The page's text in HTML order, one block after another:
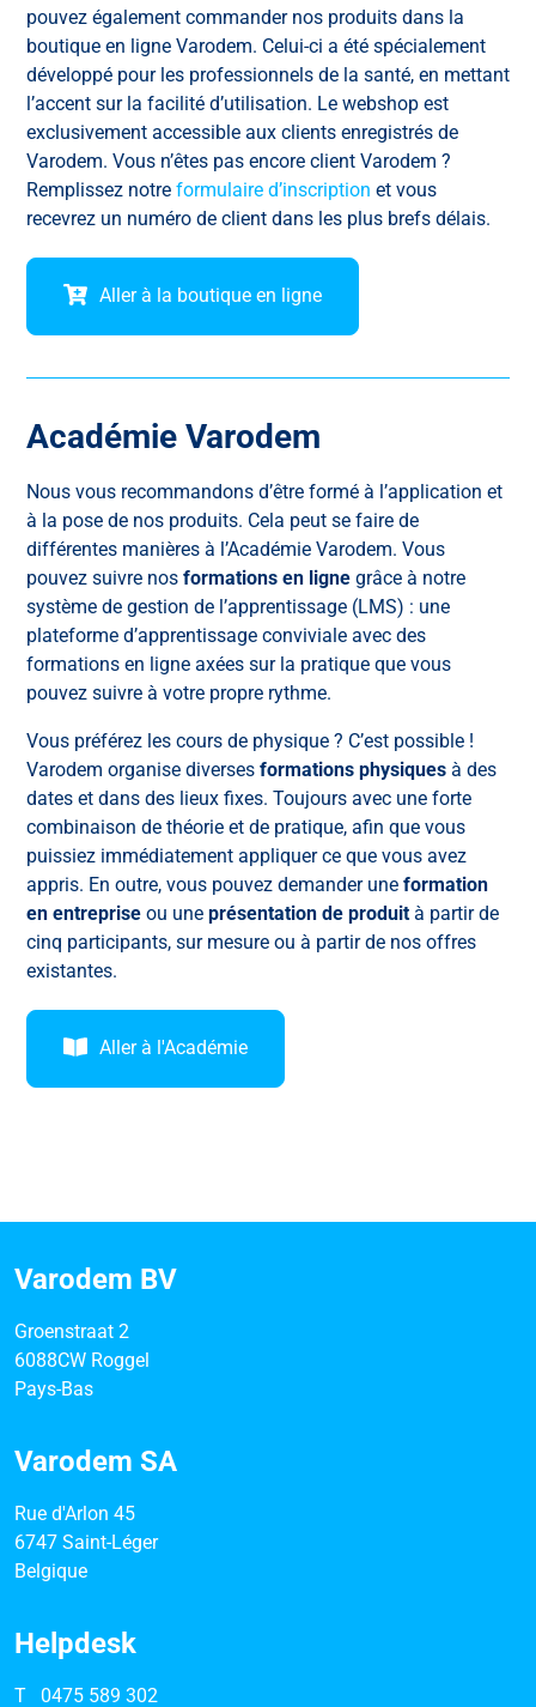
pouvez également commander nos produits dans la
boutique en ligne Varodem. Celui-ci a été spécialement
développé pour les professionnels de la santé, en mettant
l’accent sur la facilité d’utilisation. Le webshop est
exclusivement accessible aux clients enregistrés de
Varodem. Vous n’êtes pas encore client Varodem ?
Remplissez notre formulaire d’inscription et vous
recevrez un numéro de client dans les plus brefs délais.
Aller à la boutique en ligne
Académie Varodem
Nous vous recommandons d’être formé à l’application et
à la pose de nos produits. Cela peut se faire de
différentes manières à l’Académie Varodem. Vous
pouvez suivre nos formations en ligne grâce à notre
système de gestion de l’apprentissage (LMS) : une
plateforme d’apprentissage conviviale avec des
formations en ligne axées sur la pratique que vous
pouvez suivre à votre propre rythme.
Vous préférez les cours de physique ? C’est possible !
Varodem organise diverses formations physiques à des
dates et dans des lieux fixes. Toujours avec une forte
combinaison de théorie et de pratique, afin que vous
puissiez immédiatement appliquer ce que vous avez
appris. En outre, vous pouvez demander une formation
en entreprise ou une présentation de produit à partir de
cinq participants, sur mesure ou à partir de nos offres
existantes.
Aller à l'Académie
Varodem BV
Groenstraat 2
6088CW Roggel
Pays-Bas
Varodem SA
Rue d'Arlon 45
6747 Saint-Léger
Belgique
Helpdesk
T
0475 589 302